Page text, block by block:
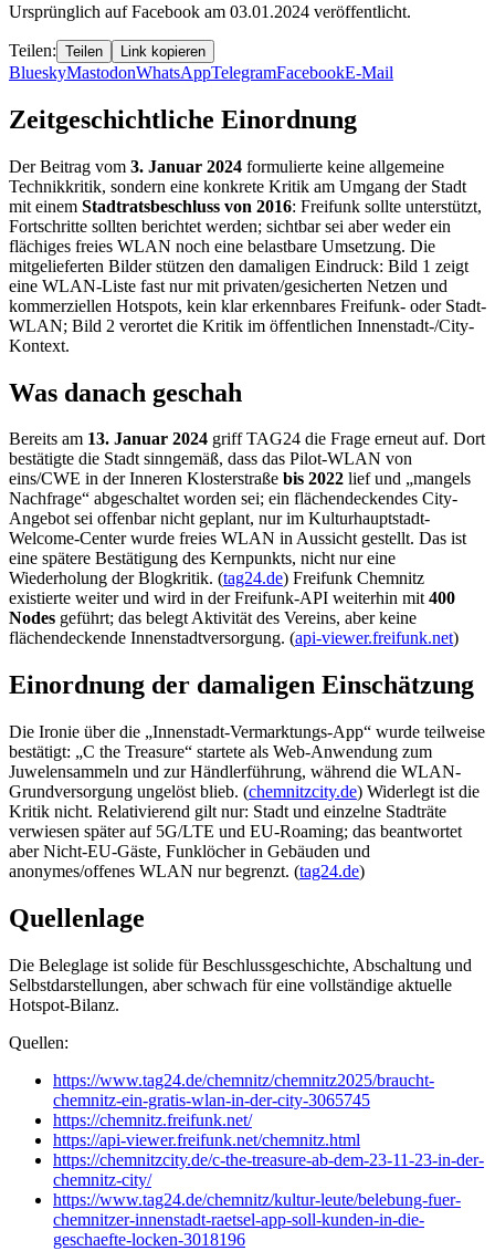
Ursprünglich auf Facebook am 03.01.2024 veröffentlicht.
Teilen: Teilen Link kopieren
BlueskyMastodonWhatsAppTelegramFacebookE-Mail
Zeitgeschichtliche Einordnung
Der Beitrag vom 3. Januar 2024 formulierte keine allgemeine
Technikkritik, sondern eine konkrete Kritik am Umgang der Stadt
mit einem Stadtratsbeschluss von 2016: Freifunk sollte unterstützt,
Fortschritte sollten berichtet werden; sichtbar sei aber weder ein
flächiges freies WLAN noch eine belastbare Umsetzung. Die
mitgelieferten Bilder stützen den damaligen Eindruck: Bild 1 zeigt
eine WLAN-Liste fast nur mit privaten/gesicherten Netzen und
kommerziellen Hotspots, kein klar erkennbares Freifunk- oder Stadt-
WLAN; Bild 2 verortet die Kritik im öffentlichen Innenstadt-/City-
Kontext.
Was danach geschah
Bereits am 13. Januar 2024 griff TAG24 die Frage erneut auf. Dort
bestätigte die Stadt sinngemäß, dass das Pilot-WLAN von
eins/CWE in der Inneren Klosterstraße bis 2022 lief und „mangels
Nachfrage“ abgeschaltet worden sei; ein flächendeckendes City-
Angebot sei offenbar nicht geplant, nur im Kulturhauptstadt-
Welcome-Center wurde freies WLAN in Aussicht gestellt. Das ist
eine spätere Bestätigung des Kernpunkts, nicht nur eine
Wiederholung der Blogkritik. (tag24.de) Freifunk Chemnitz
existierte weiter und wird in der Freifunk-API weiterhin mit400
Nodes geführt; das belegt Aktivität des Vereins, aber keine
flächendeckende Innenstadtversorgung. (api-viewer.freifunk.net)
Einordnung der damaligen Einschätzung
Die Ironie über die „Innenstadt-Vermarktungs-App“ wurde teilweise
bestätigt: „C the Treasure“ startete als Web-Anwendung zum
Juwelensammeln und zur Händlerführung, während die WLAN-
Grundversorgung ungelöst blieb. (chemnitzcity.de) Widerlegt ist die
Kritik nicht. Relativierend gilt nur: Stadt und einzelne Stadträte
verwiesen später auf 5G/LTE und EU-Roaming; das beantwortet
aber Nicht-EU-Gäste, Funklöcher in Gebäuden und
anonymes/offenes WLAN nur begrenzt. (tag24.de)
Quellenlage
Die Beleglage ist solide für Beschlussgeschichte, Abschaltung und
Selbstdarstellungen, aber schwach für eine vollständige aktuelle
Hotspot-Bilanz.
Quellen:
https://www.tag24.de/chemnitz/chemnitz2025/braucht-
chemnitz-ein-gratis-wlan-in-der-city-3065745
https://chemnitz.freifunk.net/
https://api-viewer.freifunk.net/chemnitz.html
https://chemnitzcity.de/c-the-treasure-ab-dem-23-11-23-in-der-
chemnitz-city/
https://www.tag24.de/chemnitz/kultur-leute/belebung-fuer-
chemnitzer-innenstadt-raetsel-app-soll-kunden-in-die-
geschaefte-locken-3018196